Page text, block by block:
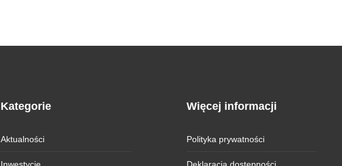
Kategorie
Aktualności
Więcej informacji
Polityka prywatności